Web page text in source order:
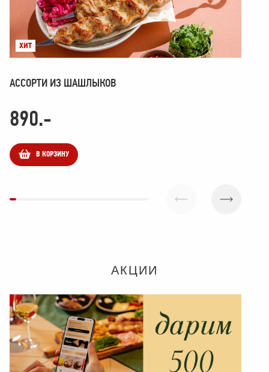
ХИТ
АССОРТИ ИЗ ШАШЛЫКОВ
890.-
В КОРЗИНУ
АКЦИИ